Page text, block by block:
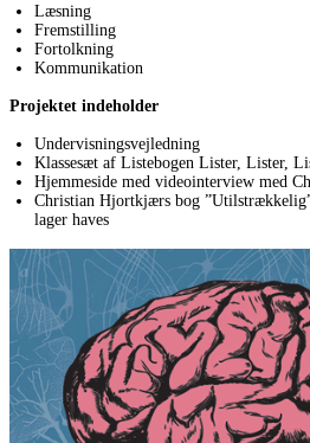
Læsning
Fremstilling
Fortolkning
Kommunikation
Projektet indeholder
Undervisningsvejledning
Klassesæt af Listebogen Lister, Lister,
Hjemmeside med videointerview med
Christian Hjortkjærs bog
lager haves